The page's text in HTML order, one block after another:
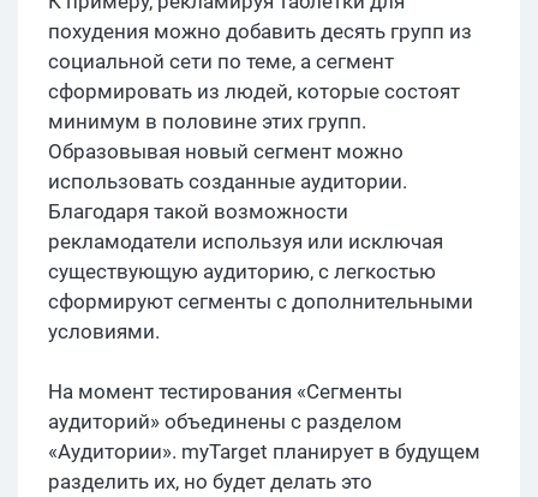
похудения можно добавить десять групп из
социальной сети по теме, а сегмент
сформировать из людей, которые состоят
минимум в половине этих групп.
Образовывая новый сегмент можно
использовать созданные аудитории.
Благодаря такой возможности
рекламодатели используя или исключая
существующую аудиторию, с легкостью
сформируют сегменты с дополнительными
условиями.
На момент тестирования «Сегменты
аудиторий» объединены с разделом
«Аудитории». myTarget планирует в будущем
разделить их, но будет делать это